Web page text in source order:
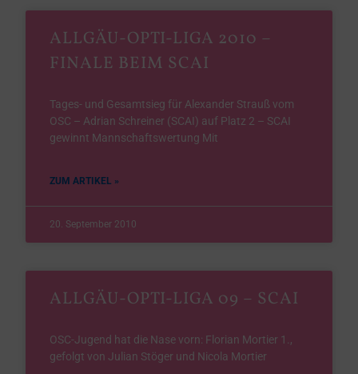
ALLGÄU-OPTI-LIGA 2010 –
FINALE BEIM SCAI
Tages- und Gesamtsieg für Alexander Strauß vom
OSC – Adrian Schreiner (SCAI) auf Platz 2 – SCAI
gewinnt Mannschaftswertung Mit
ZUM ARTIKEL »
20. September 2010
ALLGÄU-OPTI-LIGA 09 – SCAI
OSC-Jugend hat die Nase vorn: Florian Mortier 1.,
gefolgt von Julian Stöger und Nicola Mortier